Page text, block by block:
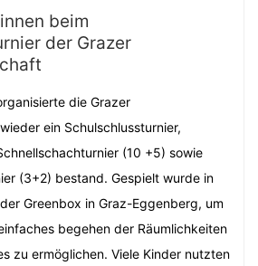
beim
der Grazer
die Grazer
ein Schulschlussturnier,
(10 +5) sowie
(3+2) bestand. Gespielt wurde in
Greenbox in Graz-Eggenberg, um
begehen der Räumlichkeiten
zu ermöglichen. Viele Kinder nutzten